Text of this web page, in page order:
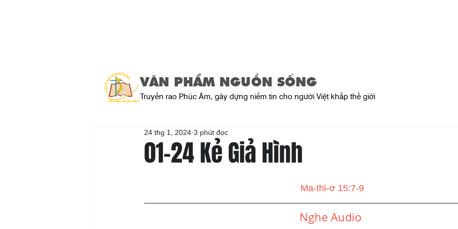
VĂN PHẨM NGUỒN SỐNG
Truyền rao Phúc Âm, gây dựng niềm tin cho người Việt khắp thế giới
01-24 Kẻ Giả Hình
24 thg 1, 2024 3 phút đọc
Ma-thi-ơ 15:7-9
Nghe Audio